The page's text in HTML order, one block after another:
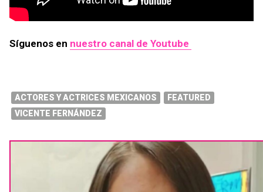
Síguenos en nuestro canal de Youtube
ACTORES Y ACTRICES MEXICANOS
FEATURED
VICENTE FERNÁNDEZ